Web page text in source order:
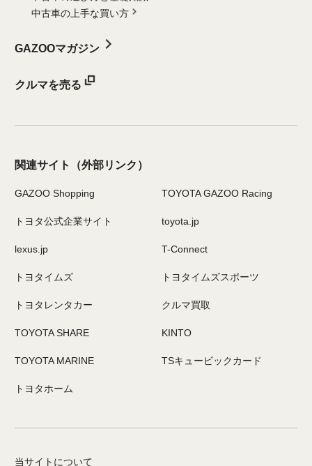
中古車の上手な買い方
GAZOOマガジン
クルマを売る
関連サイト （外部リンク）
GAZOO Shopping TOYOTA GAZOO Racing
トヨタ公式企業サイト toyota.jp
lexus.jp T-Connect
トヨタイムズ トヨタイムズスポーツ
トヨタレンタカー クルマ買取
TOYOTA SHARE KINTO
TOYOTA MARINE TSキュービックカード
トヨタホーム
当サイトについて